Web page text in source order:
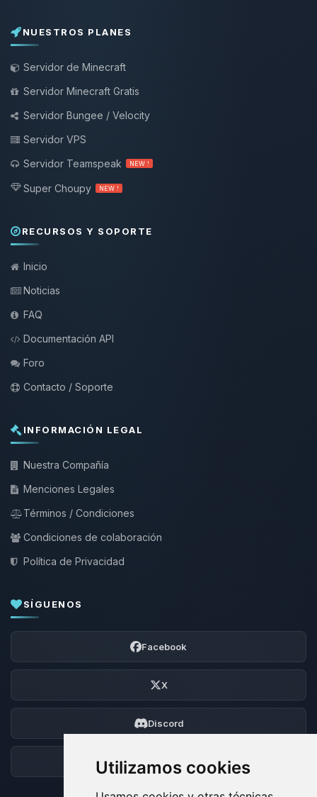
Utilizamos cookies
NUESTROS PLANES
Servidor de Minecraft
Servidor Minecraft Gratis
Servidor Bungee / Velocity
Servidor VPS
Servidor Teamspeak
NEW !
Super Choupy NEW !
RECURSOS Y SOPORTE
Inicio
Noticias
FAQ
Documentación API
Foro
Contacto / Soporte
INFORMACIÓN LEGAL
Nuestra Compañía
Menciones Legales
Términos / Condiciones
Condiciones de colaboración
Política de Privacidad
SÍGUENOS
Facebook
X
Discord
Foro